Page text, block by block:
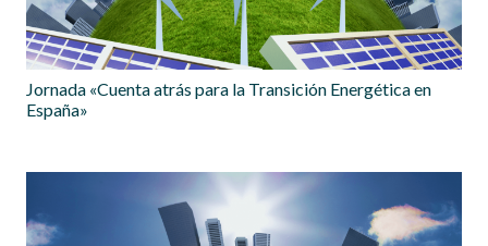
Jornada «Cuenta atrás para la Transición Energética en
España»